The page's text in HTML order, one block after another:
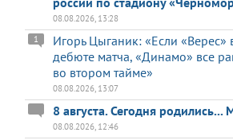
08.08.2026, 13:28
Игорь Цыганик: «Если «Верес»
дебюте матча, «Динамо» все
во втором тайме»
1
08.08.2026, 13:07
8 августа. Сегодня
08.08.2026, 12:46